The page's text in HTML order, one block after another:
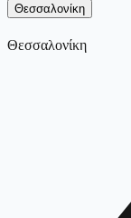
Θεσσαλονίκη
Θεσσαλονίκη